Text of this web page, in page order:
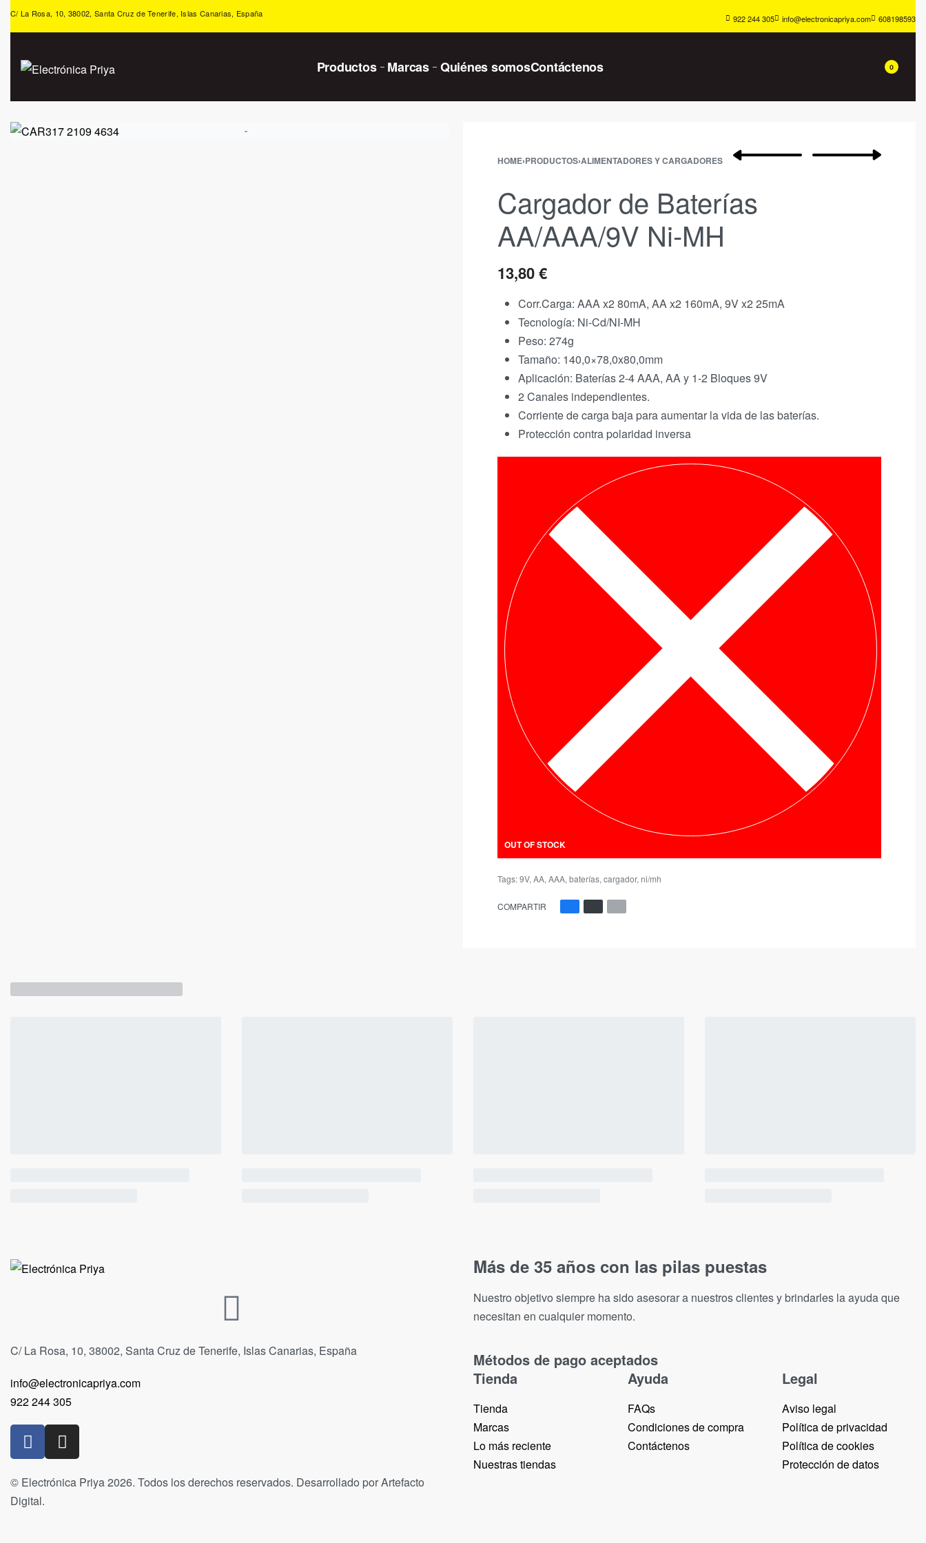
C/ La Rosa, 10, 38002, Santa Cruz de Tenerife, Islas Canarias, España 922 244 305 info@electronicapriya.com 608198593
Productos Marcas Quiénes somosContáctenos 0
HOME›PRODUCTOS›ALIMENTADORES Y CARGADORES
Cargador de Baterías
AA/AAA/9V Ni-MH
13,80€
Corr.Carga: AAA x2 80mA, AA x2 160mA, 9V x2 25mA
Tecnología: Ni-Cd/NI-MH
Peso: 274g
Tamaño: 140,0×78,0x80,0mm
Aplicación: Baterías 2-4 AAA, AA y 1-2 Bloques 9V
2 Canales independientes.
Corriente de carga baja para aumentar la vida de las baterías.
Protección contra polaridad inversa
OUT OF STOCK
Tags:9V, AA, AAA, baterías, cargador, ni/mh
COMPARTIR
C/ La Rosa, 10, 38002, Santa Cruz de Tenerife, Islas Canarias, España
info@electronicapriya.com
922 244 305
© Electrónica Priya 2026. Todos los derechos reservados. Desarrollado por Artefacto
Digital.
Más de 35 años con las pilas puestas
Nuestro objetivo siempre ha sido asesorar a nuestros clientes y brindarles la ayuda que
necesitan en cualquier momento.
Métodos de pago aceptados
Tienda
Tienda
Marcas
Lo más reciente​
Nuestras tiendas​
Ayuda
FAQs
Condiciones de compra
Contáctenos
Legal
Aviso legal
Política de privacidad
Política de cookies
Protección de datos